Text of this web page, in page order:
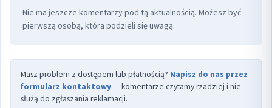
Nie ma jeszcze komentarzy pod tą aktualnością. Możesz być
pierwszą osobą, która podzieli się uwagą.
Masz problem z dostępem lub płatnością? Napisz do nas przez
formularz kontaktowy— komentarze czytamy rzadziej i nie
służą do zgłaszania reklamacji.